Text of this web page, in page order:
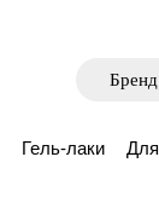
Гель-лаки